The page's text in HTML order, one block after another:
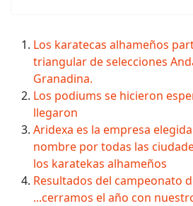
Los karatecas alhameños
triangular de selecciones
Granadina.
Los podiums se hicieron
llegaron
Aridexa es la empresa
nombre por todas las
los karatekas alhameños
Resultados del campeonato
...cerramos el año con